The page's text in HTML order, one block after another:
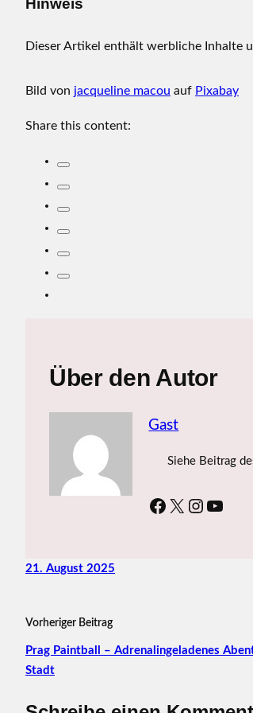
Hinweis
Dieser Artikel enthält werbliche Inhalte
Bild von jacqueline macou auf Pixabay
Share this content:
Über den Autor
Gast
Siehe Beitrag
Facebook X Instagram YouTube
21. August 2025
Vorheriger Beitrag
Prag Paintball – Adrenalingeladenes
Stadt